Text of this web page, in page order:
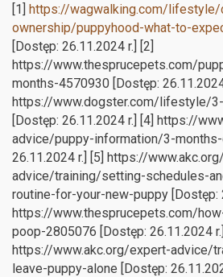
[1] https://wagwalking.com/lifestyle/
ownership/puppyhood-what-to-
[Dostęp: 26.11.2024 r.] [2]
https://www.thesprucepets.com/
months-4570930 [Dostęp:
https://www.dogster.com/lifestyle/
[Dostęp: 26.11.2024 r.] [4] https://
advice/puppy-information/3-
26.11.2024 r.] [5] https://
advice/training/setting-schedules-
routine-for-your-new-puppy [Dostęp:
https://www.thesprucepets.com/
poop-2805076 [Dostęp: 26.11.2024
https://www.akc.org/expert-advice/
leave-puppy-alone [Dostęp: